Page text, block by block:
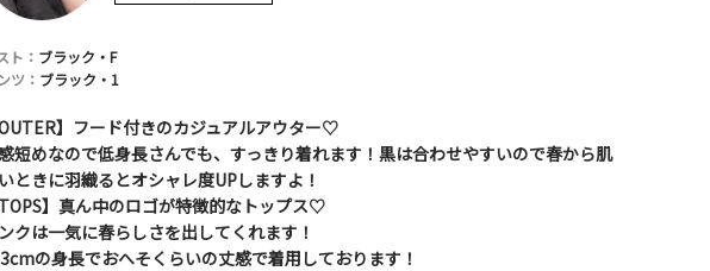
ト： ブラック・F
ツ： ブラック・1
OUTER】フード付きのカジュアルアウター♡
短めなので低身長さんでも、すっきり着れます！黒は合わせやすいので春から肌
ときに羽織るとオシャレ度UPしますよ！
TOPS】真ん中のロゴが特徴的なトップス♡
クは一気に春らしさを出してくれます！
の身長でおへそくらいの丈感で着用しております！